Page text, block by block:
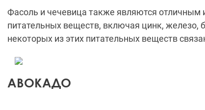
Фасоль и чечевица также являются отличным
питательных веществ, включая цинк, железо,
некоторых из этих питательных веществ
АВОКАДО